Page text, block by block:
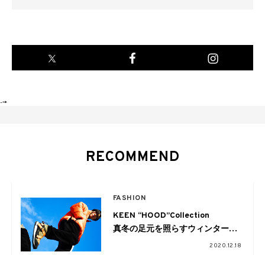
-->
RECOMMEND
FASHION
KEEN “HOOD”Collection
真冬の足元を照らすウィンターブ
2020.12.18